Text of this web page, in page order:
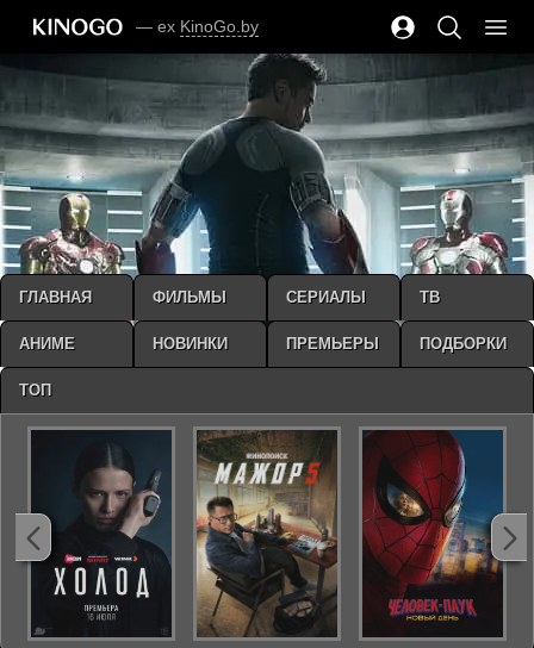
— ex KinoGo.by
ГЛАВНАЯ ФИЛЬМЫ СЕРИАЛЫ ТВ
АНИМЕ НОВИНКИ ПРЕМЬЕРЫ ПОДБОРКИ
ТОП